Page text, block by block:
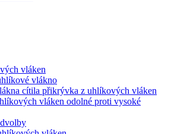
vláken
vlákno
cítila přikrývka z uhlíkových vláken
vláken odolné proti vysoké